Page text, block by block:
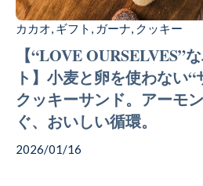
カカオ, ギフト , ガーナ, クッキー
【“LOVE OURSELVES”
ト】小麦と卵を使わない
クッキーサンド。アーモ
ぐ、おいしい循環。
2026/01/16